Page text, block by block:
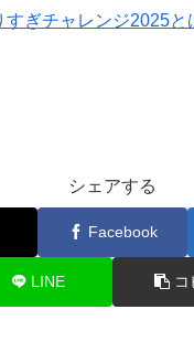
すぎチャレンジ2025と
シェアする
Facebook
LINE コ